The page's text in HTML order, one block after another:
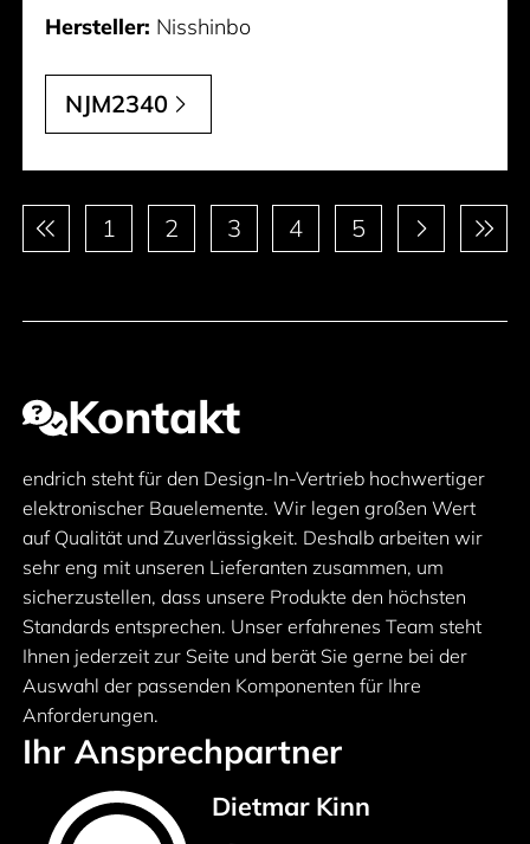
Hersteller: Nisshinbo
NJM2340
Paginierung
1 2 3 4 5
Kontakt
endrich steht für den Design-In-Vertrieb hochwertiger
elektronischer Bauelemente. Wir legen großen Wert
auf Qualität und Zuverlässigkeit. Deshalb arbeiten wir
sehr eng mit unseren Lieferanten zusammen, um
sicherzustellen, dass unsere Produkte den höchsten
Standards entsprechen. Unser erfahrenes Team steht
Ihnen jederzeit zur Seite und berät Sie gerne bei der
Auswahl der passenden Komponenten für Ihre
Anforderungen.
Ihr Ansprechpartner
Dietmar Kinn